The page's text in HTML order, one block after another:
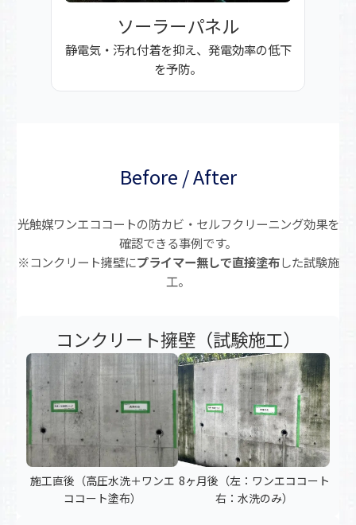
ソーラーパネル
静電気・汚れ付着を抑え、発電効率の低下
を予防。
Before / After
光触媒ワンエココートの防カビ・セルフクリーニング効果を
確認できる事例です。
※コンクリート擁壁にプライマー無しで直接塗布した試験施
工。
コンクリート擁壁（試験施工）
施工直後（高圧水洗＋ワンエ
ココート塗布）
8ヶ月後（左：ワンエココート
右：水洗のみ）